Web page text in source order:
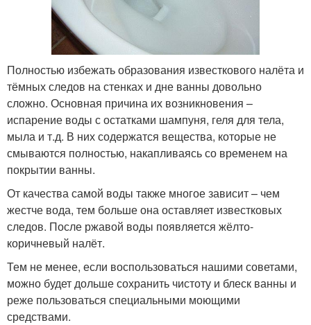
Полностью избежать образования известкового налёта и
тёмных следов на стенках и дне ванны довольно
сложно. Основная причина их возникновения –
испарение воды с остатками шампуня, геля для тела,
мыла и т.д. В них содержатся вещества, которые не
смываются полностью, накапливаясь со временем на
покрытии ванны.
От качества самой воды также многое зависит – чем
жестче вода, тем больше она оставляет известковых
следов. После ржавой воды появляется жёлто-
коричневый налёт.
Тем не менее, если воспользоваться нашими советами,
можно будет дольше сохранить чистоту и блеск ванны и
реже пользоваться специальными моющими
средствами.